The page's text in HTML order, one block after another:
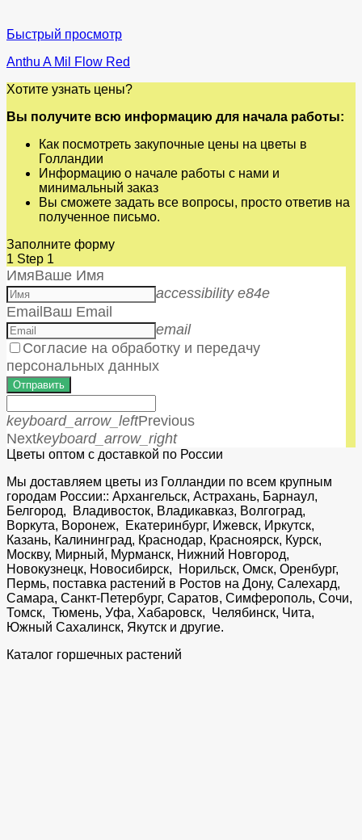
Быстрый просмотр
Anthu A Mil Flow Red
Хотите узнать цены?
Вы получите всю информацию для начала работы:
Как посмотреть закупочные цены на цветы в
Голландии
Информацию о начале работы с нами и
минимальный заказ
Вы сможете задать все вопросы, просто ответив на
полученное письмо.
Заполните форму
1 Step 1
ИмяВаше Имя
accessibility e84e
EmailВаш Email
email
Согласие на обработку и передачу
персональных данных
Отправить
keyboard_arrow_leftPrevious
Nextkeyboard_arrow_right
Цветы оптом с доставкой по России
Мы доставляем цветы из Голландии по всем крупным
городам России:: Архангельск, Астрахань, Барнаул,
Белгород, Владивосток, Владикавказ, Волгоград,
Воркута, Воронеж, Екатеринбург, Ижевск, Иркутск,
Казань, Калининград, Краснодар, Красноярск, Курск,
Москву, Мирный, Мурманск, Нижний Новгород,
Новокузнецк, Новосибирск, Норильск, Омск, Оренбург,
Пермь, поставка растений в Ростов на Дону, Салехард,
Самара, Санкт-Петербург, Саратов, Симферополь, Сочи,
Томск, Тюмень, Уфа, Хабаровск, Челябинск, Чита,
Южный Сахалинск, Якутск и другие.
Каталог горшечных растений